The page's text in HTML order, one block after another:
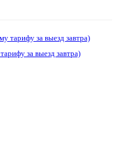
за выезд завтра)